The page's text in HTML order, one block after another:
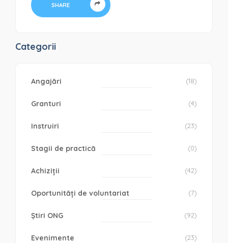
Categorii
Angajări (18)
Granturi (4)
Instruiri (23)
Stagii de practică (0)
Achiziții (42)
Oportunități de voluntariat (7)
Știri ONG (92)
Evenimente (23)
SHARE